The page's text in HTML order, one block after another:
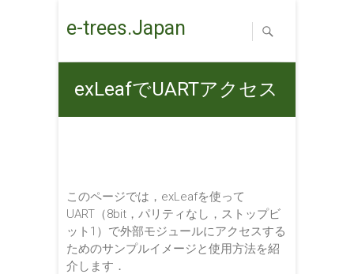
toe-trees.Japan
exLeafでUARTアクセス
このページでは，exLeafを使って
UART（8bit，パリティなし，ストップビ
ット1）で外部モジュールにアクセスする
ためのサンプルイメージと使用方法を紹
介します．